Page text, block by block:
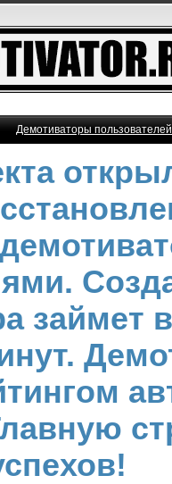
Демотиваторы
займет